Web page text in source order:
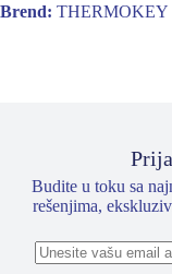
Brend: THERMOKEY
Budite u toku sa
rešenjima,